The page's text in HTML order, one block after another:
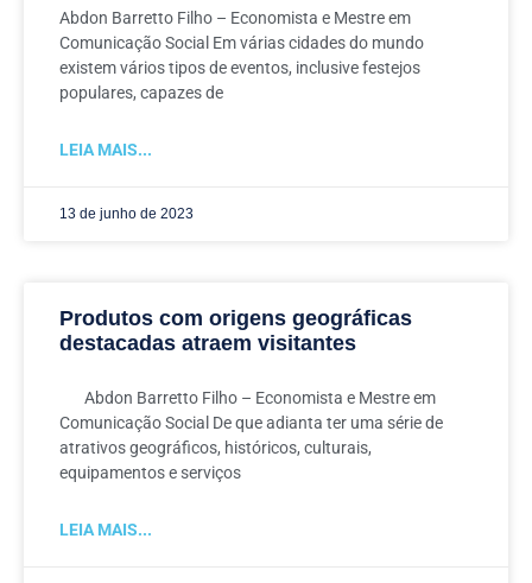
Abdon Barretto Filho – Economista e Mestre em
Comunicação Social Em várias cidades do mundo
existem vários tipos de eventos, inclusive festejos
populares, capazes de
LEIA MAIS...
13 de junho de 2023
Produtos com origens geográficas
destacadas atraem visitantes
Abdon Barretto Filho – Economista e Mestre em
Comunicação Social De que adianta ter uma série de
atrativos geográficos, históricos, culturais,
equipamentos e serviços
LEIA MAIS...